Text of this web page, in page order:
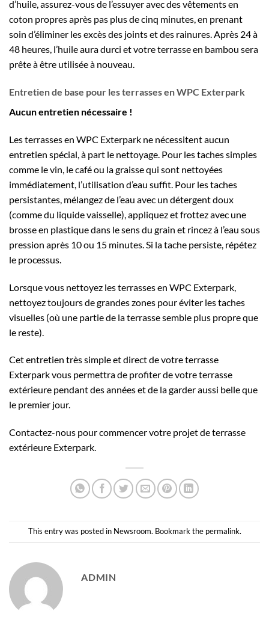
d’huile, assurez-vous de l’essuyer avec des vêtements en
coton propres après pas plus de cinq minutes, en prenant
soin d’éliminer les excès des joints et des rainures. Après 24 à
48 heures, l’huile aura durci et votre terrasse en bambou sera
prête à être utilisée à nouveau.
Entretien de base pour les terrasses en WPC Exterpark
Aucun entretien nécessaire !
Les terrasses en WPC Exterpark ne nécessitent aucun
entretien spécial, à part le nettoyage. Pour les taches simples
comme le vin, le café ou la graisse qui sont nettoyées
immédiatement, l’utilisation d’eau suffit. Pour les taches
persistantes, mélangez de l’eau avec un détergent doux
(comme du liquide vaisselle), appliquez et frottez avec une
brosse en plastique dans le sens du grain et rincez à l’eau sous
pression après 10 ou 15 minutes. Si la tache persiste, répétez
le processus.
Lorsque vous nettoyez les terrasses en WPC Exterpark,
nettoyez toujours de grandes zones pour éviter les taches
visuelles (où une partie de la terrasse semble plus propre que
le reste).
Cet entretien très simple et direct de votre terrasse
Exterpark vous permettra de profiter de votre terrasse
extérieure pendant des années et de la garder aussi belle que
le premier jour.
Contactez-nous pour commencer votre projet de terrasse
extérieure Exterpark.
This entry was posted in Newsroom. Bookmark the permalink.
ADMIN